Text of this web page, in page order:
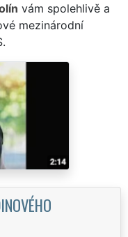
vám spolehlivě a
mezinárodní